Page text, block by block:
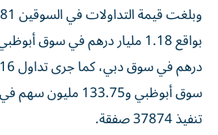
سوق أبوظبي و133.75
تنفيذ 37874 صفقة.